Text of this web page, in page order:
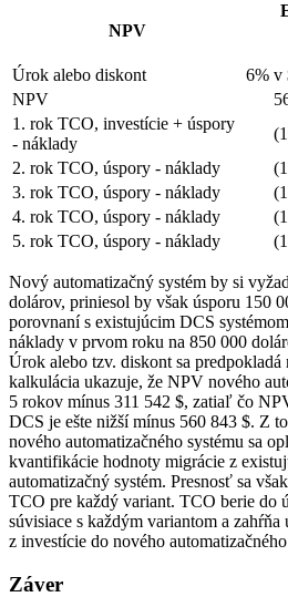
NPV
Úrok alebo diskont
6% v
NPV
1. rok TCO, investície + úspory
- náklady
2. rok TCO, úspory - náklady
3. rok TCO, úspory - náklady
4. rok TCO, úspory - náklady
5. rok TCO, úspory - náklady
Nový automatizačný systém by si
dolárov, priniesol by však úsporu 150
porovnaní s existujúcim DCS
náklady v ­prvom roku na 850 000
Úrok alebo tzv. diskont sa
kalkulácia ukazuje, že NPV nového
5 rokov mínus 311 542 $, zatiaľ čo
DCS je ešte nižší mínus 560 843 $. Z
nového automatizačného systému sa
kvantifikácie hodnoty migrácie z
automatizačný systém. Presnosť sa
TCO pre každý variant. TCO berie do
súvisiace s každým variantom a zahŕňa
z investície do nového
Záver